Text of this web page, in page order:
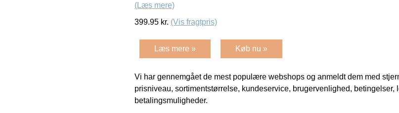
(Læs mere)
399.95 kr. (Vis fragtpris)
Læs mere » Køb nu »
Vi har gennemgået de mest populære webshops og anmeldt dem med
prisniveau, sortimentstørrelse, kundeservice, brugervenlighed, betingelser,
betalingsmuligheder.